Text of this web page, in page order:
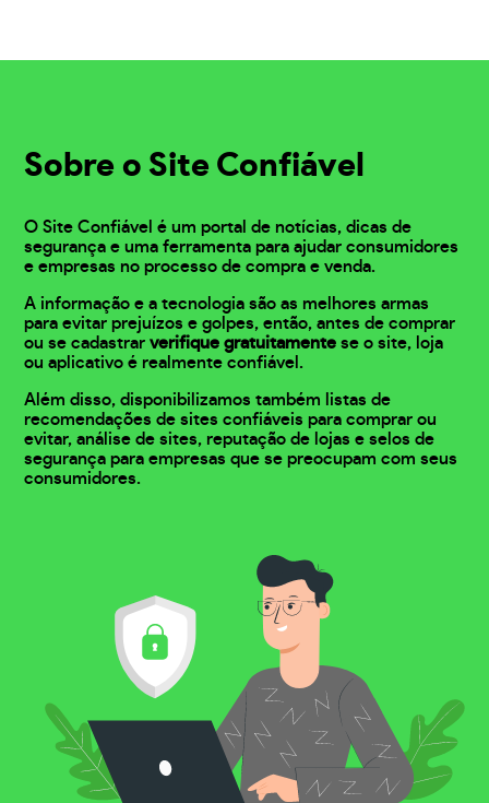
Sobre o Site Confiável
O Site Confiável é um portal de notícias, dicas de
segurança e uma ferramenta para ajudar consumidores
e empresas no processo de compra e venda.
A informação e a tecnologia são as melhores armas
para evitar prejuízos e golpes, então, antes de comprar
ou se cadastrarverifique gratuitamente se o site, loja
ou aplicativo é realmente confiável.
Além disso, disponibilizamos também listas de
recomendações de sites confiáveis para comprar ou
evitar, análise de sites, reputação de lojas e selos de
segurança para empresas que se preocupam com seus
consumidores.